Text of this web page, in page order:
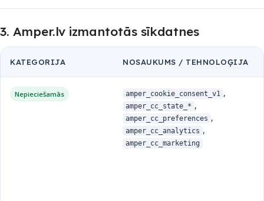
3. Amper.lv izmantotās sīkdatnes
KATEGORIJA NOSAUKUMS / TEHNOLOĢIJA
Nepieciešamās amper_cookie_consent_v1 ,
amper_cc_state_* ,
amper_cc_preferences ,
amper_cc_analytics ,
amper_cc_marketing